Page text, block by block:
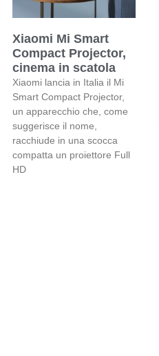
Xiaomi Mi Smart
Compact Projector,
cinema in scatola
Xiaomi lancia in Italia il Mi
Smart Compact Projector,
un apparecchio che, come
suggerisce il nome,
racchiude in una scocca
compatta un proiettore Full
HD